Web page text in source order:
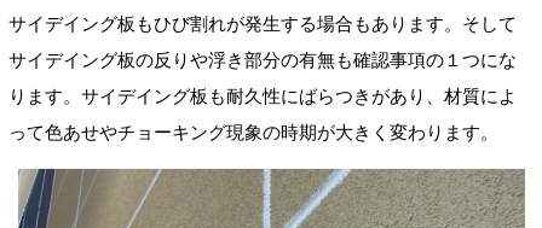
サイデイング板もひび割れが発生する場合もあります。そして
サイデイング板の反りや浮き部分の有無も確認事項の１つにな
ります。サイデイング板も耐久性にばらつきがあり、材質によ
って色あせやチョーキング現象の時期が大きく変わります。